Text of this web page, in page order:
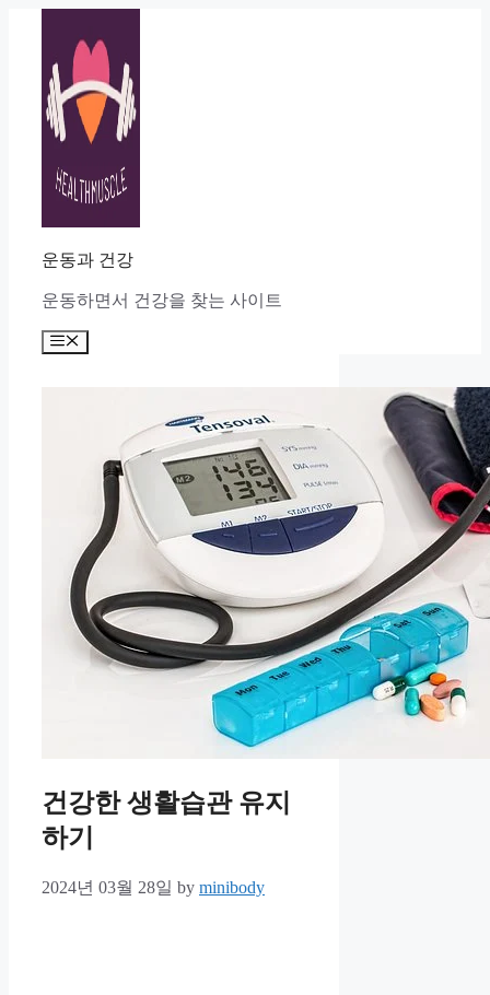
운동과 건강
운동하면서 건강을 찾는 사이트
Menu
건강한 생활습관 유지
하기
2024년 03월 28일 by minibody